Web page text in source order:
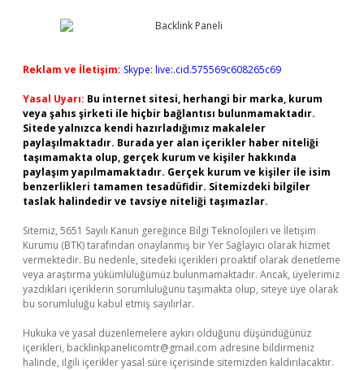
Reklam ve İletişim: Skype: live:.cid.575569c608265c69
Yasal Uyarı: Bu internet sitesi, herhangi bir marka, kurum
veya şahıs şirketi ile hiçbir bağlantısı bulunmamaktadır.
Sitede yalnızca kendi hazırladığımız makaleler
paylaşılmaktadır. Burada yer alan içerikler haber niteliği
taşımamakta olup, gerçek kurum ve kişiler hakkında
paylaşım yapılmamaktadır. Gerçek kurum ve kişiler ile isim
benzerlikleri tamamen tesadüfidir. Sitemizdeki bilgiler
taslak halindedir ve tavsiye niteliği taşımazlar.
Sitemiz, 5651 Sayılı Kanun gereğince Bilgi Teknolojileri ve İletişim
Kurumu (BTK) tarafından onaylanmış bir Yer Sağlayıcı olarak hizmet
vermektedir. Bu nedenle, sitedeki içerikleri proaktif olarak denetleme
veya araştırma yükümlülüğümüz bulunmamaktadır. Ancak, üyelerimiz
yazdıkları içeriklerin sorumluluğunu taşımakta olup, siteye üye olarak
bu sorumluluğu kabul etmiş sayılırlar.
Hukuka ve yasal düzenlemelere aykırı olduğunu düşündüğünüz
içerikleri, backlinkpanelicomtr@gmail.com adresine bildirmeniz
halinde, ilgili içerikler yasal süre içerisinde sitemizden kaldırılacaktır.